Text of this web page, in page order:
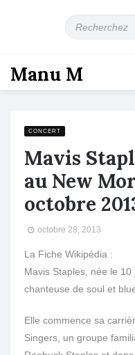
e
r
Manu M
CONCERT
Mavis
au New
octobre
octobre 28, 2013
La Fiche Wikipédia :
Mavis Staples, née le
chanteuse de soul et
Elle commence sa
Singers, un groupe